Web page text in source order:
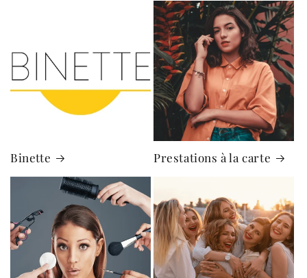
Binette Prestations à la carte